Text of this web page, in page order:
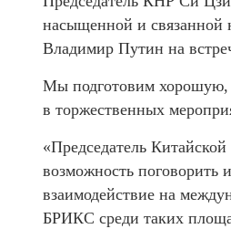
насыщенной и связанной
Владимир Путин на
Мы подготовим хорошую,
в торжественных
«Председатель
возможность поговорить
взаимодействие на
БРИКС среди таких